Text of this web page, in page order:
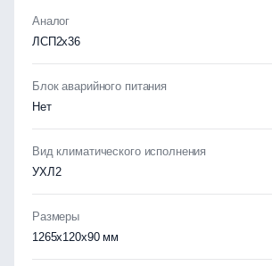
Аналог
ЛСП2х36
Блок аварийного питания
Нет
Вид климатического исполнения
УХЛ2
Размеры
1265x120x90 мм